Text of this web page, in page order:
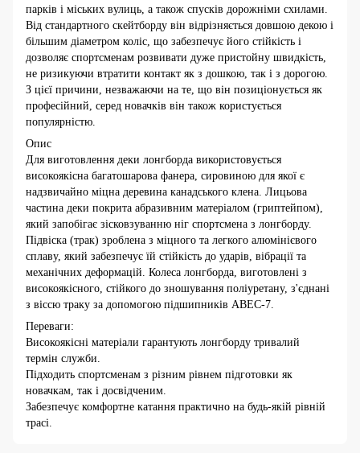
парків і міських вулиць, а також спусків дорожніми схилами.
Від стандартного скейтборду він відрізняється довшою декою і
більшим діаметром коліс, що забезпечує його стійкість і
дозволяє спортсменам розвивати дуже пристойну швидкість,
не ризикуючи втратити контакт як з дошкою, так і з дорогою.
З цієї причини, незважаючи на те, що він позиціонується як
професійний, серед новачків він також користується
популярністю.
Опис
Для виготовлення деки лонгборда використовується
високоякісна багатошарова фанера, сировиною для якої є
надзвичайно міцна деревина канадського клена. Лицьова
частина деки покрита абразивним матеріалом (гриптейпом),
який запобігає зісковзуванню ніг спортсмена з лонгборду.
Підвіска (трак) зроблена з міцного та легкого алюмінієвого
сплаву, який забезпечує їй стійкість до ударів, вібрації та
механічних деформацій. Колеса лонгборда, виготовлені з
високоякісного, стійкого до зношування поліуретану, з'єднані
з віссю траку за допомогою підшипників ABEC-7.
Переваги:
Високоякісні матеріали гарантують лонгборду тривалий
термін служби.
Підходить спортсменам з різним рівнем підготовки як
новачкам, так і досвідченим.
Забезпечує комфортне катання практично на будь-якій рівній
трасі.